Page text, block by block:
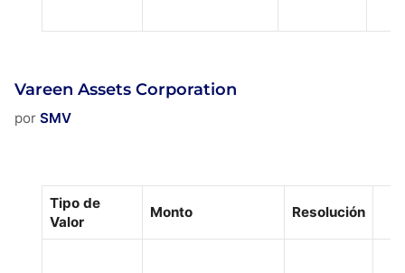
Vareen Assets Corporation
por SMV
Tipo de
Valor
Monto Resolución